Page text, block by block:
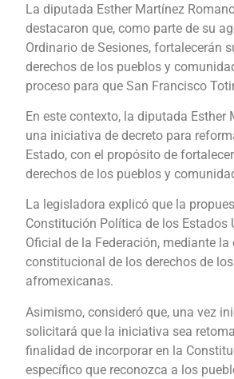
La diputada Esther Martínez
destacaron que, como parte de su
Ordinario de Sesiones, fortalecerán
derechos de los pueblos y
proceso para que San Francisco
En este contexto, la diputada
una iniciativa de decreto para
Estado, con el propósito de
derechos de los pueblos y
La legisladora explicó que la
Constitución Política de los
Oficial de la Federación, mediante
constitucional de los derechos de
afromexicanas.
Asimismo, consideró que, una vez
solicitará que la iniciativa sea
finalidad de incorporar en la
específico que reconozca a los